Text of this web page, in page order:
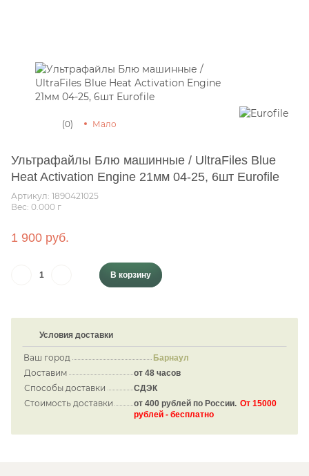
(0) Мало
Ультрафайлы Блю машинные / UltraFiles Blue
Heat Activation Engine 21мм 04-25, 6шт Eurofile
Артикул: 1890421025
Вес: 0.000 г
1 900 руб.
В корзину
Условия доставки
Ваш город Барнаул
Доставим от 48 часов
Способы доставки СДЭК
Стоимость доставки от 400 рублей по России. От 15000
рублей - бесплатно